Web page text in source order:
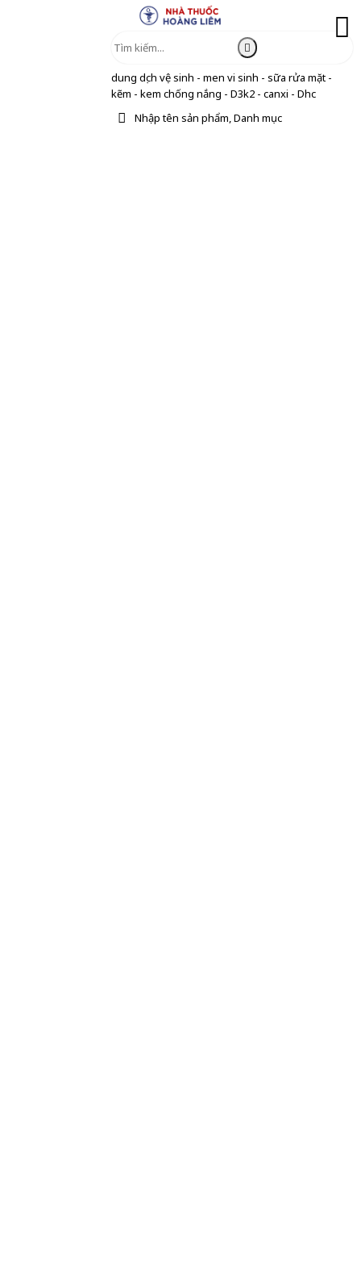
dung dịch vệ sinh - men vi sinh - sữa rửa mặt -
kẽm - kem chống nắng - D3k2 - canxi - Dhc
Nhập tên sản phẩm, Danh mục